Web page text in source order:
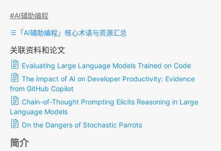
表征学习、深度学习和单细胞组学数据分析方
法，探索基因调控网络的结构与功能关系，解析
关键基因扰动对细胞状态的影响，并进一步研究
衰老过程中调控网络重构与细胞表型动态变化之
间的联系。
#AI辅助编程
「AI辅助编程」核心术语与资源汇总
关联资料和论文
Evaluating Large Language Models Trained on Code
The Impact of AI on Developer Productivity: Evidence
from GitHub Copilot
Chain-of-Thought Prompting Elicits Reasoning in Large
Language Models
On the Dangers of Stochastic Parrots
简介